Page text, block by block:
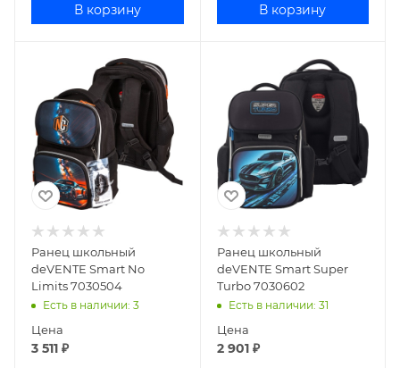
В корзину В корзину
Ранец школьный
deVENTE Smart No
Limits 7030504
Есть в наличии: 3
Цена
3 511 ₽
Ранец школьный
deVENTE Smart Super
Turbo 7030602
Есть в наличии: 31
Цена
2 901₽